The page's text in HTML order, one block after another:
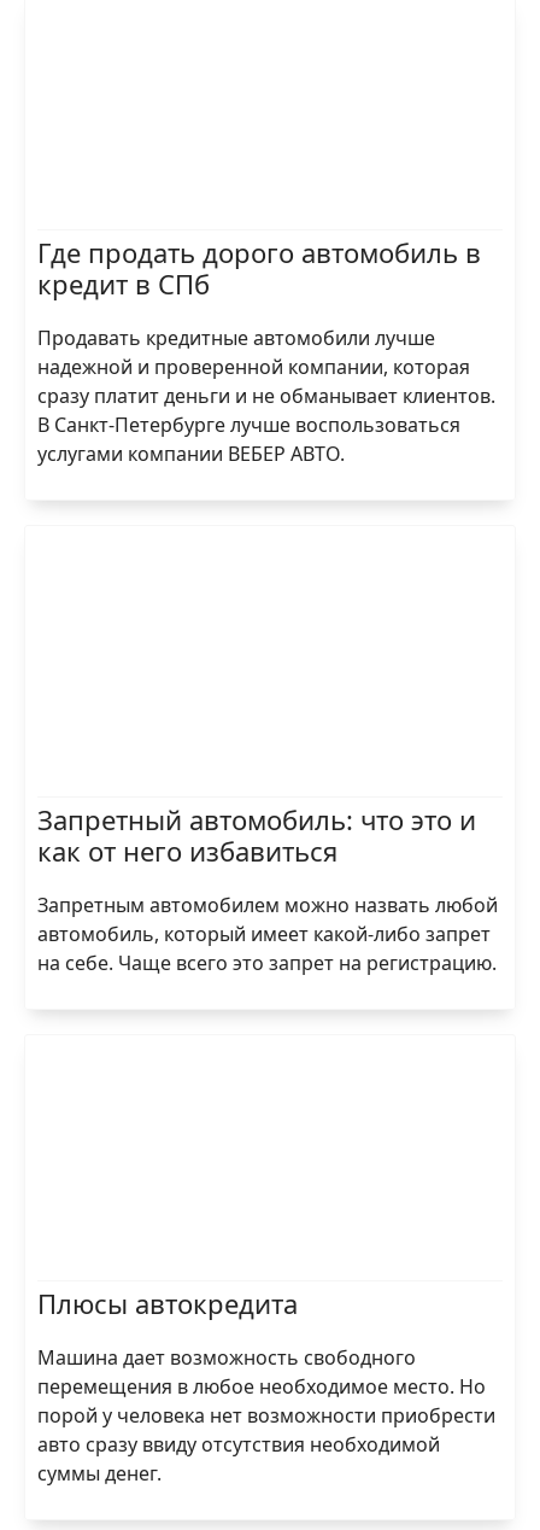
Где продать дорого автомобиль в
кредит в СПб
Продавать кредитные автомобили лучше
надежной и проверенной компании, которая
сразу платит деньги и не обманывает клиентов.
В Санкт-Петербурге лучше воспользоваться
услугами компании ВЕБЕР АВТО.
Запретный автомобиль: что это и
как от него избавиться
Запретным автомобилем можно назвать любой
автомобиль, который имеет какой-либо запрет
на себе. Чаще всего это запрет на регистрацию.
Плюсы автокредита
Машина дает возможность свободного
перемещения в любое необходимое место. Но
порой у человека нет возможности приобрести
авто сразу ввиду отсутствия необходимой
суммы денег.